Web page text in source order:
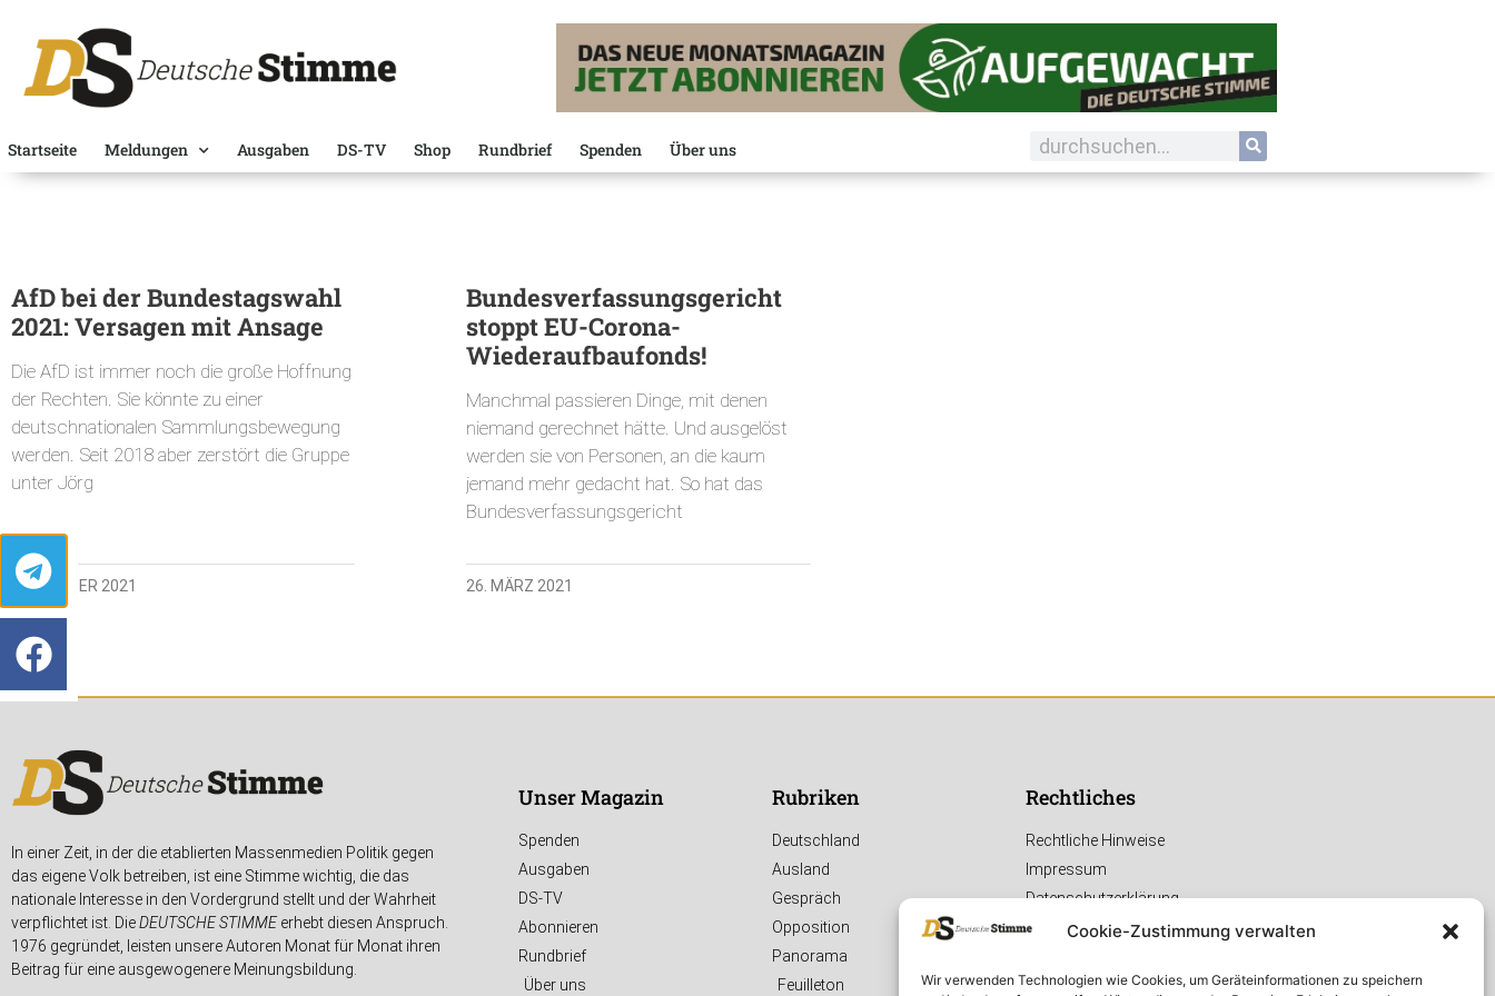
Cookie-Zustimmung verwalten
Wir verwenden Technologien wie Cookies, um Geräteinformationen zu speichern
Startseite Meldungen Ausgaben DS-TV Shop Rundbrief Spenden Über uns
AfD bei der Bundestagswahl
2021: Versagen mit Ansage
Die AfD ist immer noch die große Hoffnung
der Rechten. Sie könnte zu einer
deutschnationalen Sammlungsbewegung
werden. Seit 2018 aber zerstört die Gruppe
unter Jörg
9. OKTOBER 2021
Bundesverfassungsgericht
stoppt EU-Corona-
Wiederaufbaufonds!
Manchmal passieren Dinge, mit denen
niemand gerechnet hätte. Und ausgelöst
werden sie von Personen, an die kaum
jemand mehr gedacht hat. So hat das
Bundesverfassungsgericht
26. MÄRZ 2021
In einer Zeit, in der die etablierten Massenmedien Politik gegen
das eigene Volk betreiben, ist eine Stimme wichtig, die das
nationale Interesse in den Vordergrund stellt und der Wahrheit
verpflichtet ist. DieDEUTSCHE STIMMEerhebt diesen Anspruch.
1976 gegründet, leisten unsere Autoren Monat für Monat ihren
Beitrag für eine ausgewogenere Meinungsbildung.
Unser Magazin
Spenden
Ausgaben
DS-TV
Abonnieren
Rundbrief
Über uns
Rubriken
Deutschland
Ausland
Gespräch
Opposition
Panorama
Feuilleton
Rechtliches
Rechtliche Hinweise
Impressum
Datenschutzerklärung